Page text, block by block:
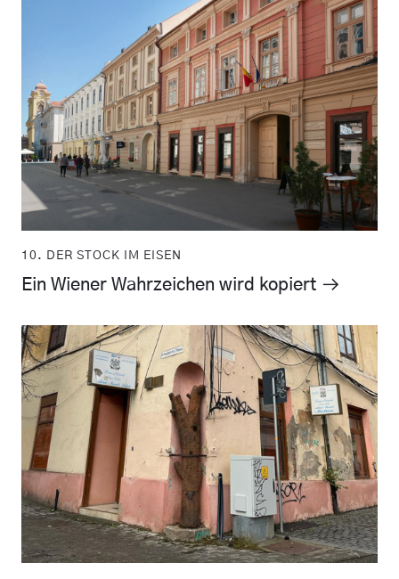
10. DER STOCK IM EISEN
Ein Wiener Wahrzeichen wird kopiert